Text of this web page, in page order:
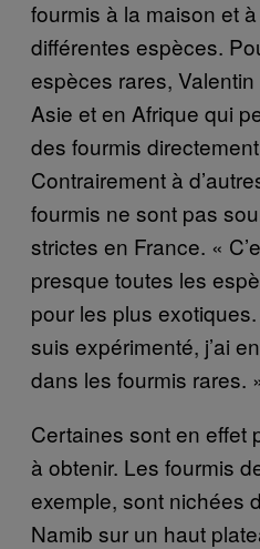
fourmis à la maison et
différentes espèces.
espèces rares,
Asie et en Afrique qui
des fourmis
Contrairement à
fourmis ne sont pas
strictes en France. «
presque toutes les
pour les plus
suis expérimenté, j’ai
dans les fourmis rares.
Certaines sont en effet
à obtenir. Les fourmis
exemple, sont nichées
Namib sur un haut